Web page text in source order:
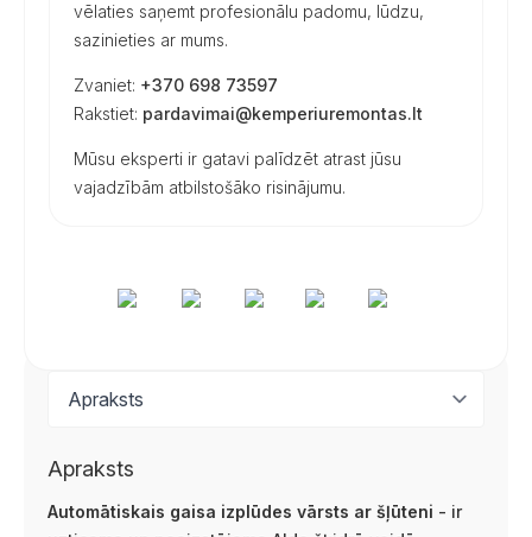
vēlaties saņemt profesionālu padomu, lūdzu,
sazinieties ar mums.
Zvaniet: +370 698 73597
Rakstiet: pardavimai@kemperiuremontas.lt
Mūsu eksperti ir gatavi palīdzēt atrast jūsu
vajadzībām atbilstošāko risinājumu.
Apraksts
Automātiskais gaisa izplūdes vārsts ar šļūteni - ir